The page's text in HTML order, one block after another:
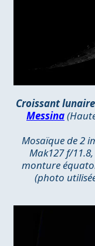
Croissant
Messina
Mosaïque de 2
Mak127 f/
monture
(photo